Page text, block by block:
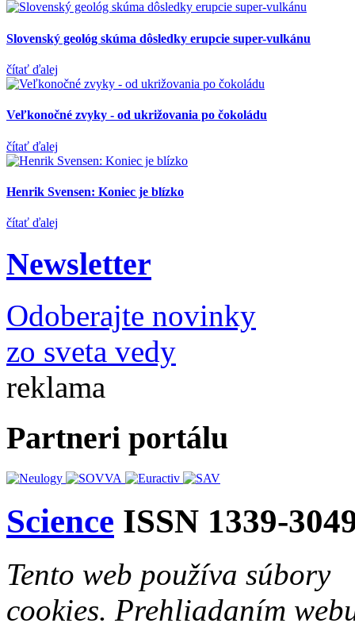
Slovenský geológ skúma dôsledky erupcie super-vulkánu
čítať ďalej
Veľkonočné zvyky - od ukrižovania po čokoládu
čítať ďalej
Henrik Svensen: Koniec je blízko
čítať ďalej
Newsletter
Odoberajte novinky
zo sveta vedy
reklama
Partneri portálu
Science ISSN 1339-
Tento web používa súbory
cookies. Prehliadaním